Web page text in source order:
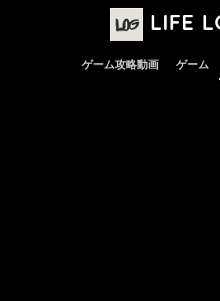
LIFE
ゲーム攻略動画 ゲーム